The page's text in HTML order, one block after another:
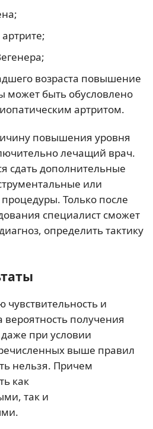
возраста повышение
может быть обусловлено
артритом.
повышения уровня
лечащий врач.
сдать дополнительные
или
Только после
специалист сможет
определить тактику
чувствительность и
вероятность получения
при условии
выше правил
нельзя. Причем
как
так и